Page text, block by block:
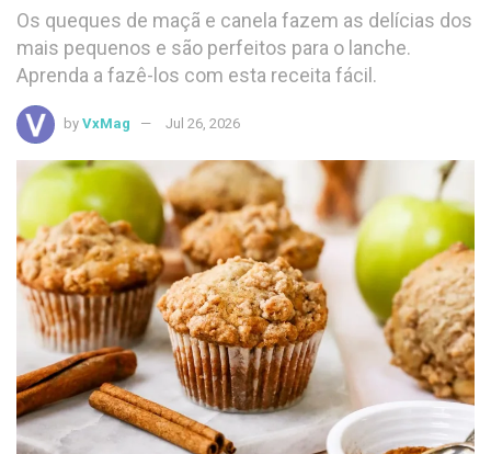
Os queques de maçã e canela fazem as delícias dos
mais pequenos e são perfeitos para o lanche.
Aprenda a fazê-los com esta receita fácil.
by VxMag Jul 26, 2026